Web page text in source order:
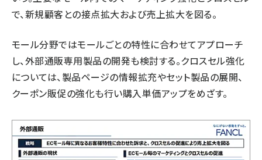
で、新規顧客との接点拡大および売上拡大を図る。
モール分野ではモールごとの特性に合わせてアプローチ
し、外部通販専用製品の開発も検討する。クロスセル強化
については、製品ページの情報拡充やセット製品の展開、
クーポン販促の強化も行い購入単価アップをめざす。